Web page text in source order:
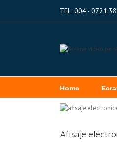
TEL: 004 -
Home
Afisaje